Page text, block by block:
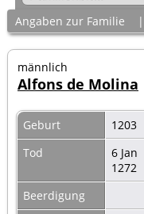
Angaben zur Familie
männlich
Alfons de Molina
Geburt
1203
Tod
6 Jan
1272
Beerdigung